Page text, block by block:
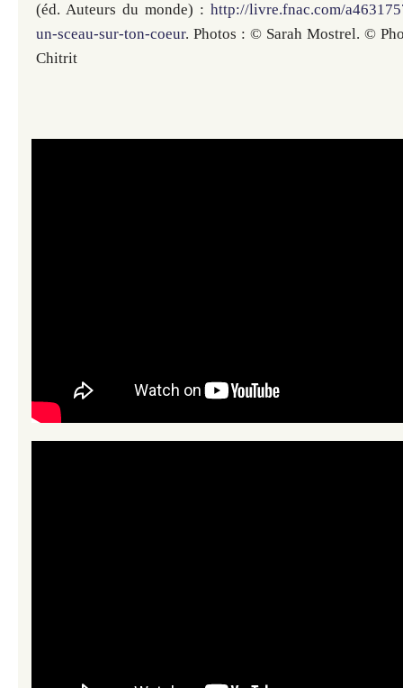
(éd. Auteurs du monde) : http://livre.fnac.com/
un-sceau-sur-ton-coeur. Photos : © Sarah Mostrel. ©
Chitrit